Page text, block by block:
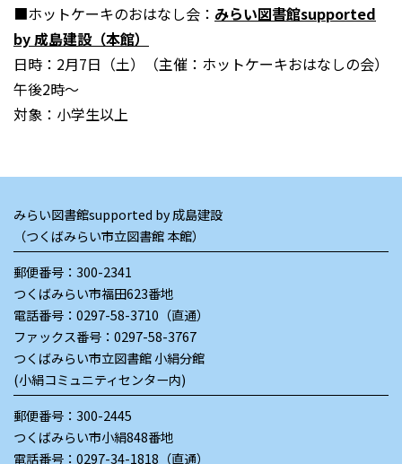
■ホットケーキのおはなし会： みらい図書館supported
by 成島建設（本館）
日時：2月7日（土）（主催：ホットケーキおはなしの会）
午後2時～
対象：小学生以上
みらい図書館supported by 成島建設
（つくばみらい市立図書館 本館）
郵便番号：300-2341
つくばみらい市福田623番地
電話番号： 0297-58-3710（直通）
ファックス番号：0297-58-3767
つくばみらい市立図書館 小絹分館
(小絹コミュニティセンター内)
郵便番号：300-2445
つくばみらい市小絹848番地
電話番号： 0297-34-1818（直通）